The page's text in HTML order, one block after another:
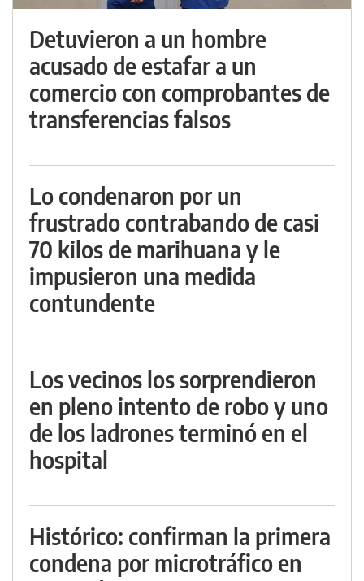
Detuvieron a un hombre
acusado de estafar a un
comercio con comprobantes de
transferencias falsos
Lo condenaron por un
frustrado contrabando de casi
70 kilos de marihuana y le
impusieron una medida
contundente
Los vecinos los sorprendieron
en pleno intento de robo y uno
de los ladrones terminó en el
hospital
Histórico: confirman la primera
condena por microtráfico en